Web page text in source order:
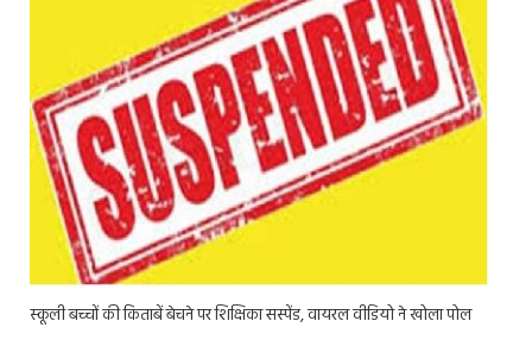
स्कूली बच्चों की किताबें बेचने पर शिक्षिका सस्पेंड, वायरल वीडियो ने खोला पोल